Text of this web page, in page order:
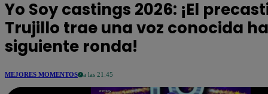
Yo Soy castings 2026: ¡El
Trujillo trae una voz conocida
siguiente ronda!
MEJORES MOMENTOS a las 21:45